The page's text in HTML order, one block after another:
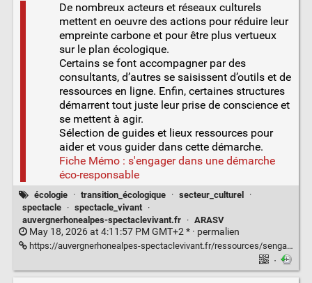
De nombreux acteurs et réseaux culturels
mettent en oeuvre des actions pour réduire leur
empreinte carbone et pour être plus vertueux
sur le plan écologique.
Certains se font accompagner par des
consultants, d’autres se saisissent d’outils et de
ressources en ligne. Enfin, certaines structures
démarrent tout juste leur prise de conscience et
se mettent à agir.
Sélection de guides et lieux ressources pour
aider et vous guider dans cette démarche.
Fiche Mémo : s'engager dans une démarche
éco-responsable
écologie · transition_écologique · secteur_culturel ·
spectacle
· spectacle_vivant
·
auvergnerhonealpes-spectaclevivant.fr
· ARASV
May 18, 2026 at 4:11:57 PM GMT+2 * · permalien
https://auvergnerhonealpes-spectaclevivant.fr/ressources/sengager-dans-une-demarche-eco-responsable/
·